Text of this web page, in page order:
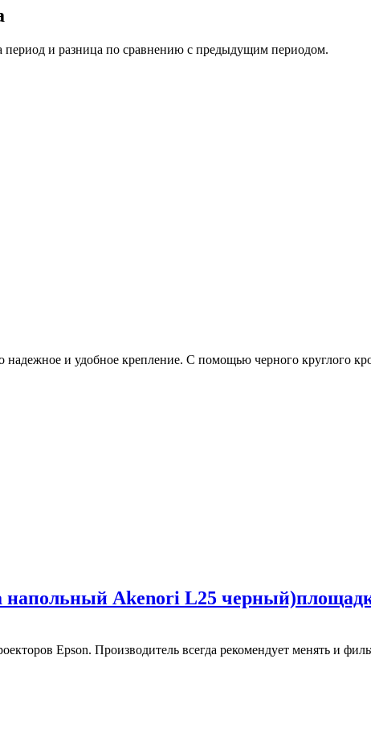
период и разница по сравнению с предыдущим периодом.
и удобное крепление. С помощью черного круглого
Akenori L25
Epson. Производитель всегда рекомендует менять и